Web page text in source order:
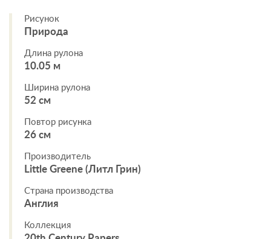
Рисунок
Природа
Длина рулона
10.05 м
Ширина рулона
52 см
Повтор рисунка
26 см
Производитель
Little Greene (Литл Грин)
Страна производства
Англия
Коллекция